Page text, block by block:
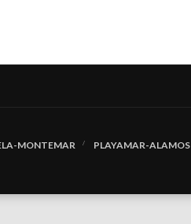
MONTEMAR PLAYAMAR-ALAMOS